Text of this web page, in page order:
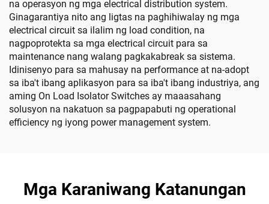
na operasyon ng mga electrical distribution system.
Ginagarantiya nito ang ligtas na paghihiwalay ng mga
electrical circuit sa ilalim ng load condition, na
nagpoprotekta sa mga electrical circuit para sa
maintenance nang walang pagkakabreak sa sistema.
Idinisenyo para sa mahusay na performance at na-adopt
sa iba't ibang aplikasyon para sa iba't ibang industriya, ang
aming On Load Isolator Switches ay maaasahang
solusyon na nakatuon sa pagpapabuti ng operational
efficiency ng iyong power management system.
Mga Karaniwang Katanungan